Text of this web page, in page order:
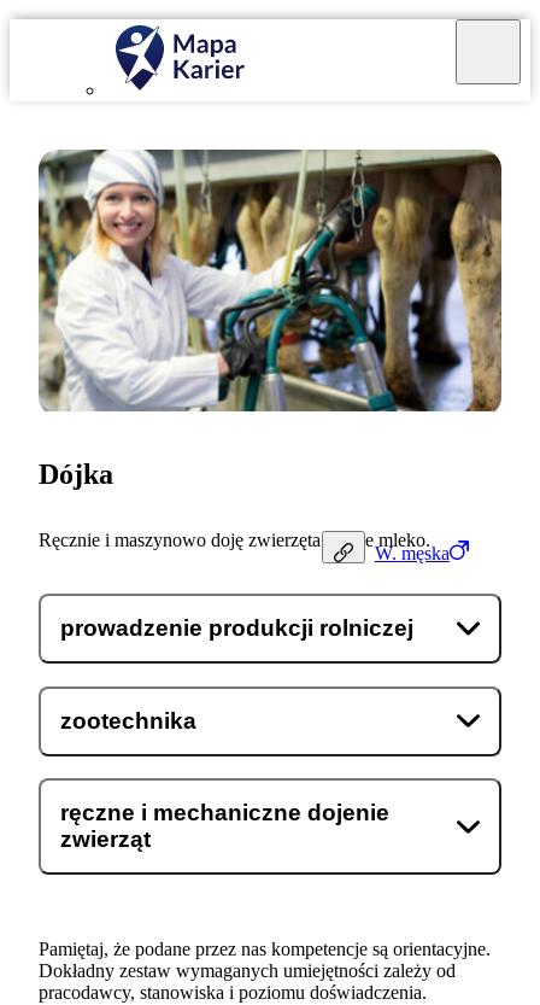
W. męska
Dójka
Ręcznie i maszynowo doję zwierzęta dające mleko.
prowadzenie produkcji rolniczej
zootechnika
ręczne i mechaniczne dojenie
zwierząt
Pamiętaj, że podane przez nas kompetencje są orientacyjne.
Dokładny zestaw wymaganych umiejętności zależy od
pracodawcy, stanowiska i poziomu doświadczenia.